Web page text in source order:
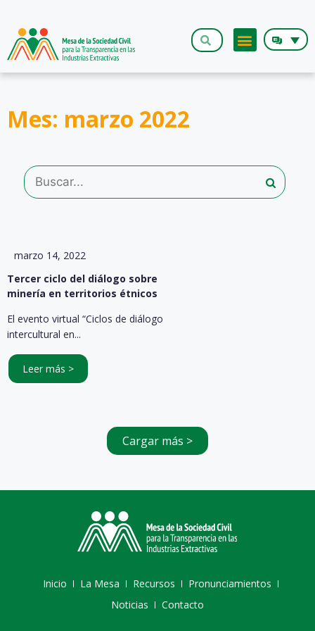
Mes: marzo 2022
marzo 14, 2022
Tercer ciclo del diálogo sobre
minería en territorios étnicos
El evento virtual “Ciclos de diálogo
intercultural en...
Leer más >
Cargar más >
Inicio La Mesa Recursos
Pronunciamientos
Noticias
Contacto